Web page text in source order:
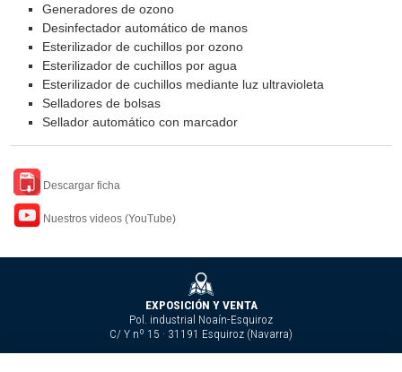
Generadores de ozono
Desinfectador automático de manos
Esterilizador de cuchillos por ozono
Esterilizador de cuchillos por agua
Esterilizador de cuchillos mediante luz ultravioleta
Selladores de bolsas
Sellador automático con marcador
Descargar ficha
Nuestros videos (YouTube)
EXPOSICIÓN Y VENTA
Pol. industrial Noaín-Esquiroz
C/ Y nº 15 · 31191 Esquiroz (Navarra)